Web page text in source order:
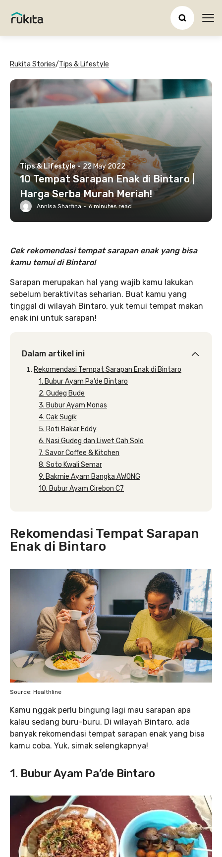
Rukita Stories/Tips & Lifestyle
Tips & Lifestyle · 22 May 2022
10 Tempat Sarapan Enak di Bintaro |
Harga Serba Murah Meriah!
Annisa Sharfina · 6minutes read
Cek rekomendasi tempat sarapan enak yang bisa
kamu temui di Bintaro!
Sarapan merupakan hal yang wajib kamu lakukan
sebelum beraktivitas seharian. Buat kamu yang
tinggal di wilayah Bintaro, yuk temui tempat makan
enak ini untuk sarapan!
Dalam artikel ini
Rekomendasi Tempat Sarapan Enak di Bintaro
1. Bubur Ayam Pa’de Bintaro
2. Gudeg Bude
3. Bubur Ayam Monas
4. Cak Sugik
5. Roti Bakar Eddy
6. Nasi Gudeg dan Liwet Cah Solo
7. Savor Coffee & Kitchen
8. Soto Kwali Semar
9. Bakmie Ayam Bangka AWONG
10. Bubur Ayam Cirebon C7
Rekomendasi Tempat Sarapan
Enak di Bintaro
Source: Healthline
Kamu nggak perlu bingung lagi mau sarapan apa
kalau sedang buru-buru. Di wilayah Bintaro, ada
banyak rekomendasi tempat sarapan enak yang bisa
kamu coba. Yuk, simak selengkapnya!
1. Bubur Ayam Pa’de Bintaro